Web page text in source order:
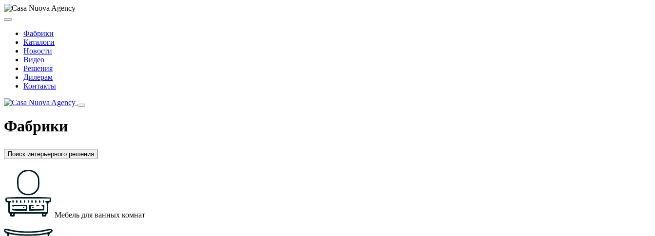
Фабрики
Каталоги
Новости
Видео
Решения
Дилерам
Контакты
Фабрики
Поиск интерьерного решения
Мебель для ванных комнат